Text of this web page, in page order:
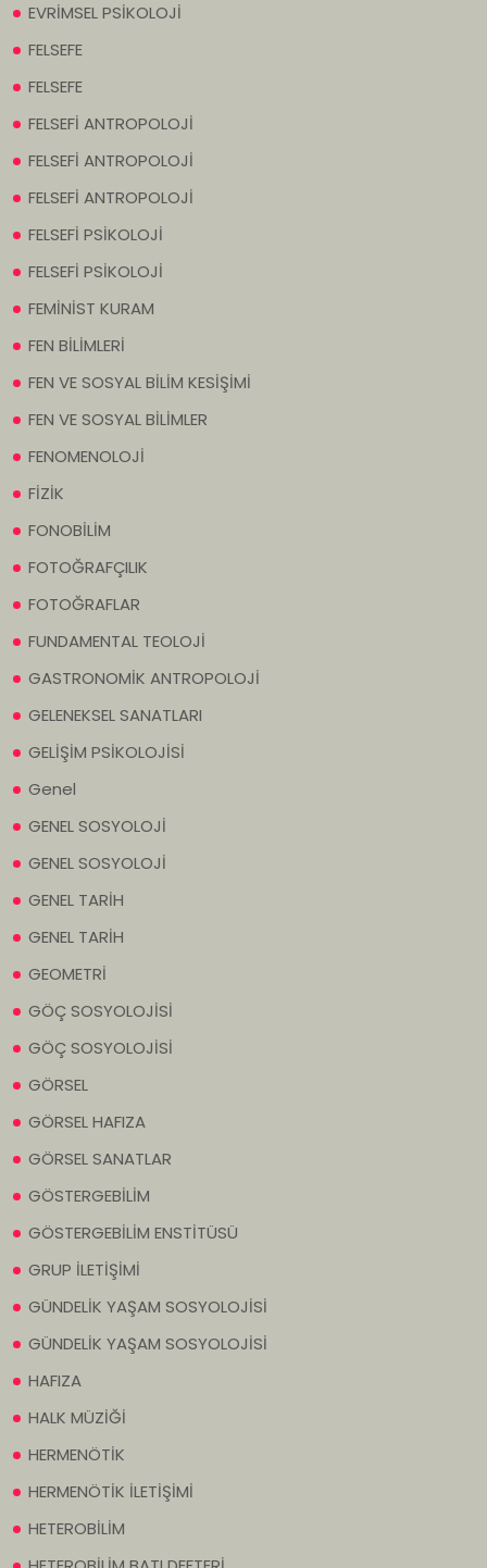
EVRİMSEL PSİKOLOJİ
FELSEFE
FELSEFE
FELSEFİ ANTROPOLOJİ
FELSEFİ ANTROPOLOJİ
FELSEFİ ANTROPOLOJİ
FELSEFİ PSİKOLOJİ
FELSEFİ PSİKOLOJİ
FEMİNİST KURAM
FEN BİLİMLERİ
FEN VE SOSYAL BİLİM KESİŞİMİ
FEN VE SOSYAL BİLİMLER
FENOMENOLOJİ
FİZİK
FONOBİLİM
FOTOĞRAFÇILIK
FOTOĞRAFLAR
FUNDAMENTAL TEOLOJİ
GASTRONOMİK ANTROPOLOJİ
GELENEKSEL SANATLARI
GELİŞİM PSİKOLOJİSİ
Genel
GENEL SOSYOLOJİ
GENEL SOSYOLOJİ
GENEL TARİH
GENEL TARİH
GEOMETRİ
GÖÇ SOSYOLOJİSİ
GÖÇ SOSYOLOJİSİ
GÖRSEL
GÖRSEL HAFIZA
GÖRSEL SANATLAR
GÖSTERGEBİLİM
GÖSTERGEBİLİM ENSTİTÜSÜ
GRUP İLETİŞİMİ
GÜNDELİK YAŞAM SOSYOLOJİSİ
GÜNDELİK YAŞAM SOSYOLOJİSİ
HAFIZA
HALK MÜZİĞİ
HERMENÖTİK
HERMENÖTİK İLETİŞİMİ
HETEROBİLİM